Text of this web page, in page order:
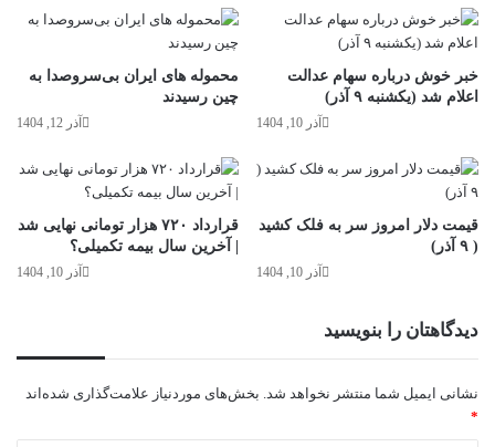
محموله‌ های ایران بی‌سروصدا به
چین رسیدند
آذر 12, 1404
خبر خوش درباره سهام عدالت
اعلام شد (یکشنبه ۹ آذر)
آذر 10, 1404
قرارداد ۷۲۰ هزار تومانی نهایی شد
| آخرین سال بیمه تکمیلی؟
آذر 10, 1404
قیمت دلار امروز سر به فلک کشید
( ۹ آذر)
آذر 10, 1404
دیدگاهتان را بنویسید
نشانی ایمیل شما منتشر نخواهد شد. بخش‌های موردنیاز علامت‌گذاری شده‌اند
*